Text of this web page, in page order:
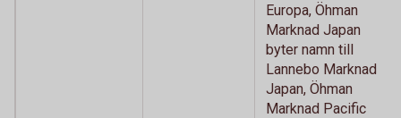
Europa, Öhman
Marknad Japan
byter namn till
Lannebo Marknad
Japan, Öhman
Marknad Pacific